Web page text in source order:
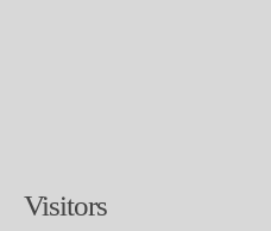
Visitors